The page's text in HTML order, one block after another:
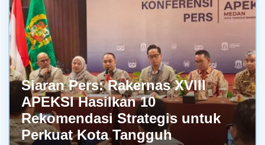
Siaran Pers: Rakernas XVIII
APEKSI Hasilkan 10
Rekomendasi Strategis untuk
Perkuat Kota Tangguh